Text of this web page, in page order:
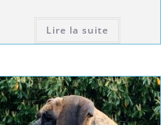
Lire la suite